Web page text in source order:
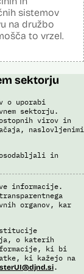
ki temelji na
razpoznavnih
odtisov.
policije
značaja
sistemov
na družbo
to vrzel.
sektorju
o uporabi
sektorju.
virov in
naslovljenimi
in
informacije.
organov, kar
o katerih
ki bi
ki kažejo na
.